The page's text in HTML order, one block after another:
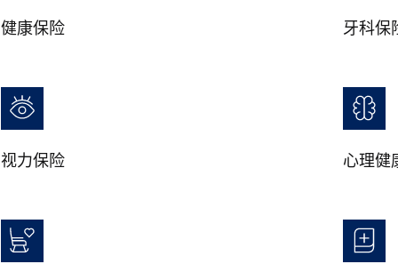
健康保险 牙科保
视力保险 心理健